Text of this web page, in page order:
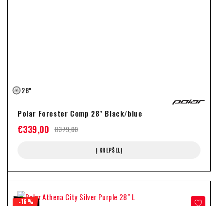
28"
Polar Forester Comp 28" Black/blue
€379,00
€339,00
Į KREPŠELĮ
-16%